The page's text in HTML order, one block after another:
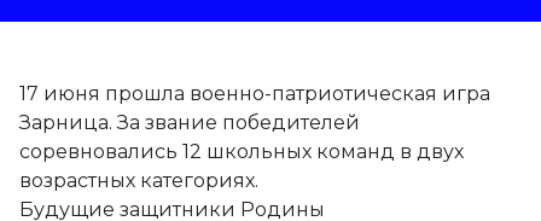
17 июня прошла военно-патриотическая игра
Зарница. За звание победителей
соревновались 12 школьных команд в двух
возрастных категориях.
Будущие защитники Родины